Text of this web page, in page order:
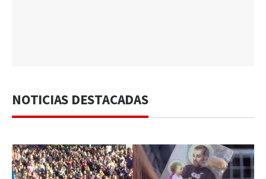
NOTICIAS DESTACADAS